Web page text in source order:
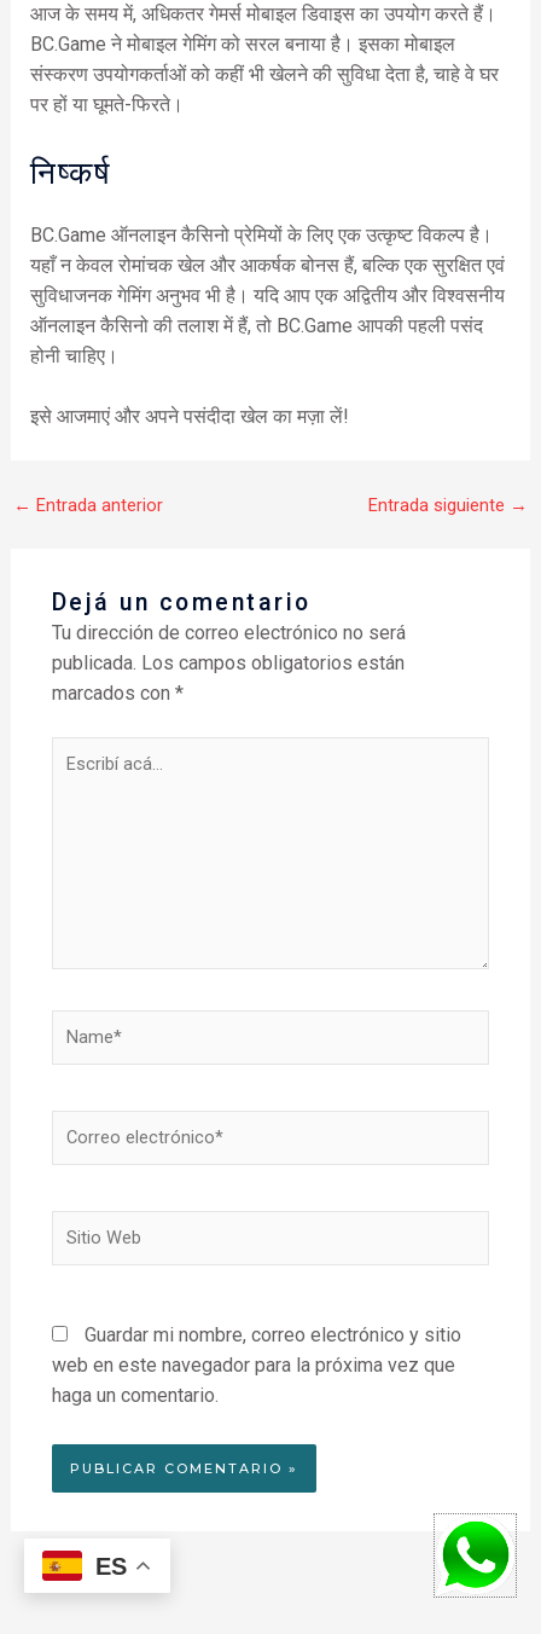
आज के समय में, अधिकतर गेमर्स मोबाइल डिवाइस का उपयोग करते हैं।
BC.Game ने मोबाइल गेमिंग को सरल बनाया है। इसका मोबाइल
संस्करण उपयोगकर्ताओं को कहीं भी खेलने की सुविधा देता है, चाहे वे घर
पर हों या घूमते-फिरते।
निष्कर्ष
BC.Game ऑनलाइन कैसिनो प्रेमियों के लिए एक उत्कृष्ट विकल्प है।
यहाँ न केवल रोमांचक खेल और आकर्षक बोनस हैं, बल्कि एक सुरक्षित एवं
सुविधाजनक गेमिंग अनुभव भी है। यदि आप एक अद्वितीय और विश्वसनीय
ऑनलाइन कैसिनो की तलाश में हैं, तो BC.Game आपकी पहली पसंद
होनी चाहिए।
इसे आजमाएं और अपने पसंदीदा खेल का मज़ा लें!
← Entrada anterior Entrada siguiente →
Dejá un comentario
Tu dirección de correo electrónico no será
publicada. Los campos obligatorios están
marcados con *
Escribí
Name*
Correo
Sitio
Guardar mi nombre, correo electrónico y sitio
web en este navegador para la próxima vez que
haga un comentario.
ES